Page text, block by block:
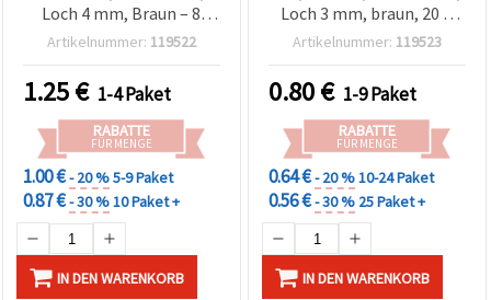
Loch 4 mm, Braun – 8
Stück
Artikelnummer: 119522
1.25€ 1-4 Paket
RABATTE
FÜR MENGE
1.00 €- 20 %5-9 Paket
0.87 €- 30 %10 Paket +
IN DEN WARENKORB
Loch 3 mm, braun, 20 g
(ca. 22 Stk.)
Artikelnummer: 119523
0.80€ 1-9 Paket
RABATTE
FÜR MENGE
0.64 €- 20 %10-24 Paket
0.56 €- 30 % 25 Paket +
IN DEN WARENKORB